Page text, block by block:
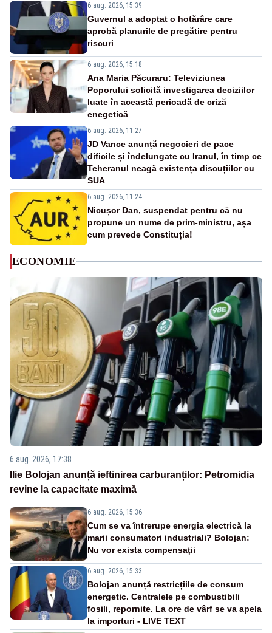
6 aug. 2026, 15:39
Guvernul a adoptat o hotărâre care
aprobă planurile de pregătire pentru
riscuri
6 aug. 2026, 15:18
Ana Maria Păcuraru: Televiziunea
Poporului solicită investigarea deciziilor
luate în această perioadă de criză
enegetică
6 aug. 2026, 11:27
JD Vance anunță negocieri de pace
dificile și îndelungate cu Iranul, în timp ce
Teheranul neagă existența discuțiilor cu
SUA
6 aug. 2026, 11:24
Nicușor Dan, suspendat pentru că nu
propune un nume de prim-ministru, așa
cum prevede Constituția!
ECONOMIE
6 aug. 2026, 17:38
Ilie Bolojan anunță ieftinirea carburanților: Petromidia
revine la capacitate maximă
6 aug. 2026, 15:36
Cum se va întrerupe energia electrică la
marii consumatori industriali? Bolojan:
Nu vor exista compensații
6 aug. 2026, 15:33
Bolojan anunță restricțiile de consum
energetic. Centralele pe combustibili
fosili, repornite. La ore de vârf se va apela
la importuri - LIVE TEXT